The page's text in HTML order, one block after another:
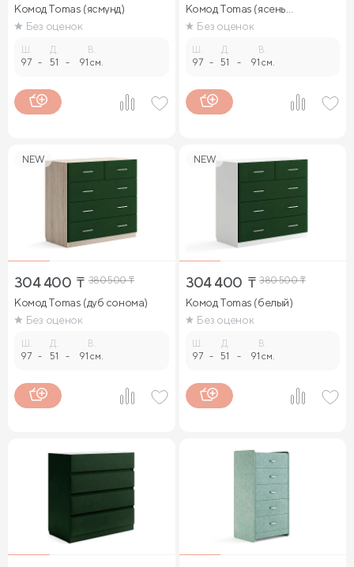
Комод Tomas (ясмунд)
Без оценок
97 -
Д.
51 -
В.
91 см.
Комод Tomas (ясень
ориноко)
Без оценок
97 -
Д.
51 -
В.
91 см.
NEW
304 400 ₸ 380 500₸
Комод Tomas (дуб сонома)
Без оценок
97 -
Д.
51 -
В.
91 см.
NEW
304 400 ₸ 380 500₸
Комод Tomas (белый)
Без оценок
97 -
Д.
51 -
В.
91 см.